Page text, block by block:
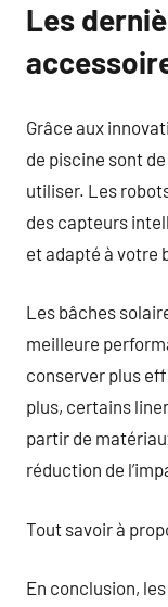
Les
Grâce aux
de piscine sont
utiliser. Les
des capteurs
et adapté à votre
Les bâches
meilleure
conserver plus
plus, certains
partir de
réduction de
Tout savoir à
En conclusion,